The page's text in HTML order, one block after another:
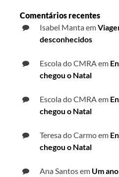
Comentários recentes
Isabel Mantaem
desconhecidos
Escola do CMRA em
chegou o Natal
Escola do CMRA em
chegou o Natal
Teresa do Carmoem
chegou o Natal
Ana Santosem Um